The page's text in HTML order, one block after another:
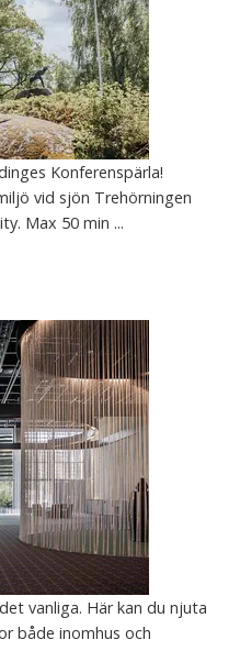
Konferenspärla!
vid sjön Trehörningen
Max 50 min ...
vanliga. Här kan du njuta
både inomhus och